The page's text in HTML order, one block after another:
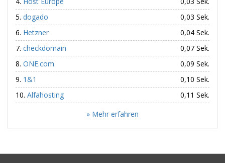
dogado
0,03 Sek.
Hetzner
0,04 Sek.
checkdomain
0,07 Sek.
ONE.com
0,09 Sek.
1&1
0,10 Sek.
Alfahosting
0,11 Sek.
» Mehr erfahren